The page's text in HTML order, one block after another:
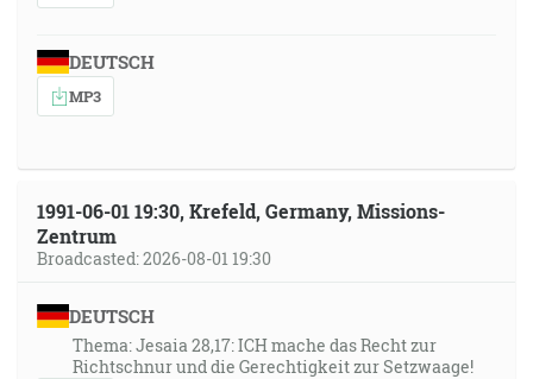
DEUTSCH
MP3
1991-06-01 19:30, Krefeld, Germany, Missions-
Zentrum
Broadcasted: 2026-08-01 19:30
DEUTSCH
Thema: Jesaia 28,17: ICH mache das Recht zur
Richtschnur und die Gerechtigkeit zur Setzwaage!